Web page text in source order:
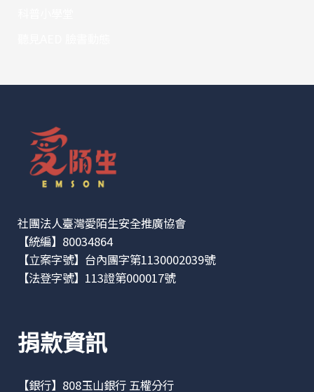
社團法人臺灣愛陌生安全推廣協會
【統編】80034864
【立案字號】台內團字第1130002039號
【法登字號】113證第000017號
捐款資訊
【銀行】808玉山銀行 五權分行